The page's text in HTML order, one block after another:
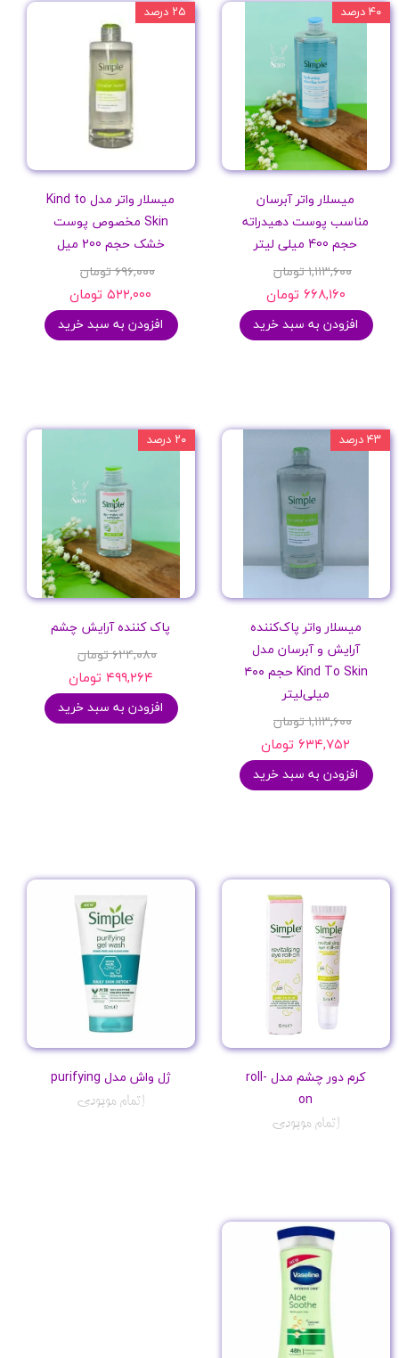
میسلار واتر آبرسان
مناسب پوست دهیدراته
حجم 400 میلی لیتر
۱,۱۱۳,۶۰۰ تومان
۶۶۸,۱۶۰ تومان
افزودن به سبد خرید
۴۰ درصد
میسلار واتر مدل Kind to
Skin مخصوص پوست
خشک حجم 200 میل
۶۹۶,۰۰۰ تومان
۵۲۲,۰۰۰ تومان
افزودن به سبد خرید
۲۵ درصد
میسلار واتر پاک‌کننده
آرایش و آبرسان مدل
Kind To Skin حجم ۴۰۰
میلی‌لیتر
۱,۱۱۳,۶۰۰ تومان
۶۳۴,۷۵۲ تومان
افزودن به سبد خرید
۴۳ درصد
پاک کننده آرایش چشم
۶۲۴,۰۸۰ تومان
۴۹۹,۲۶۴ تومان
افزودن به سبد خرید
۲۰ درصد
کرم دور چشم مدل roll-
on
اتمام موجودی
ژل واش مدل purifying
اتمام موجودی